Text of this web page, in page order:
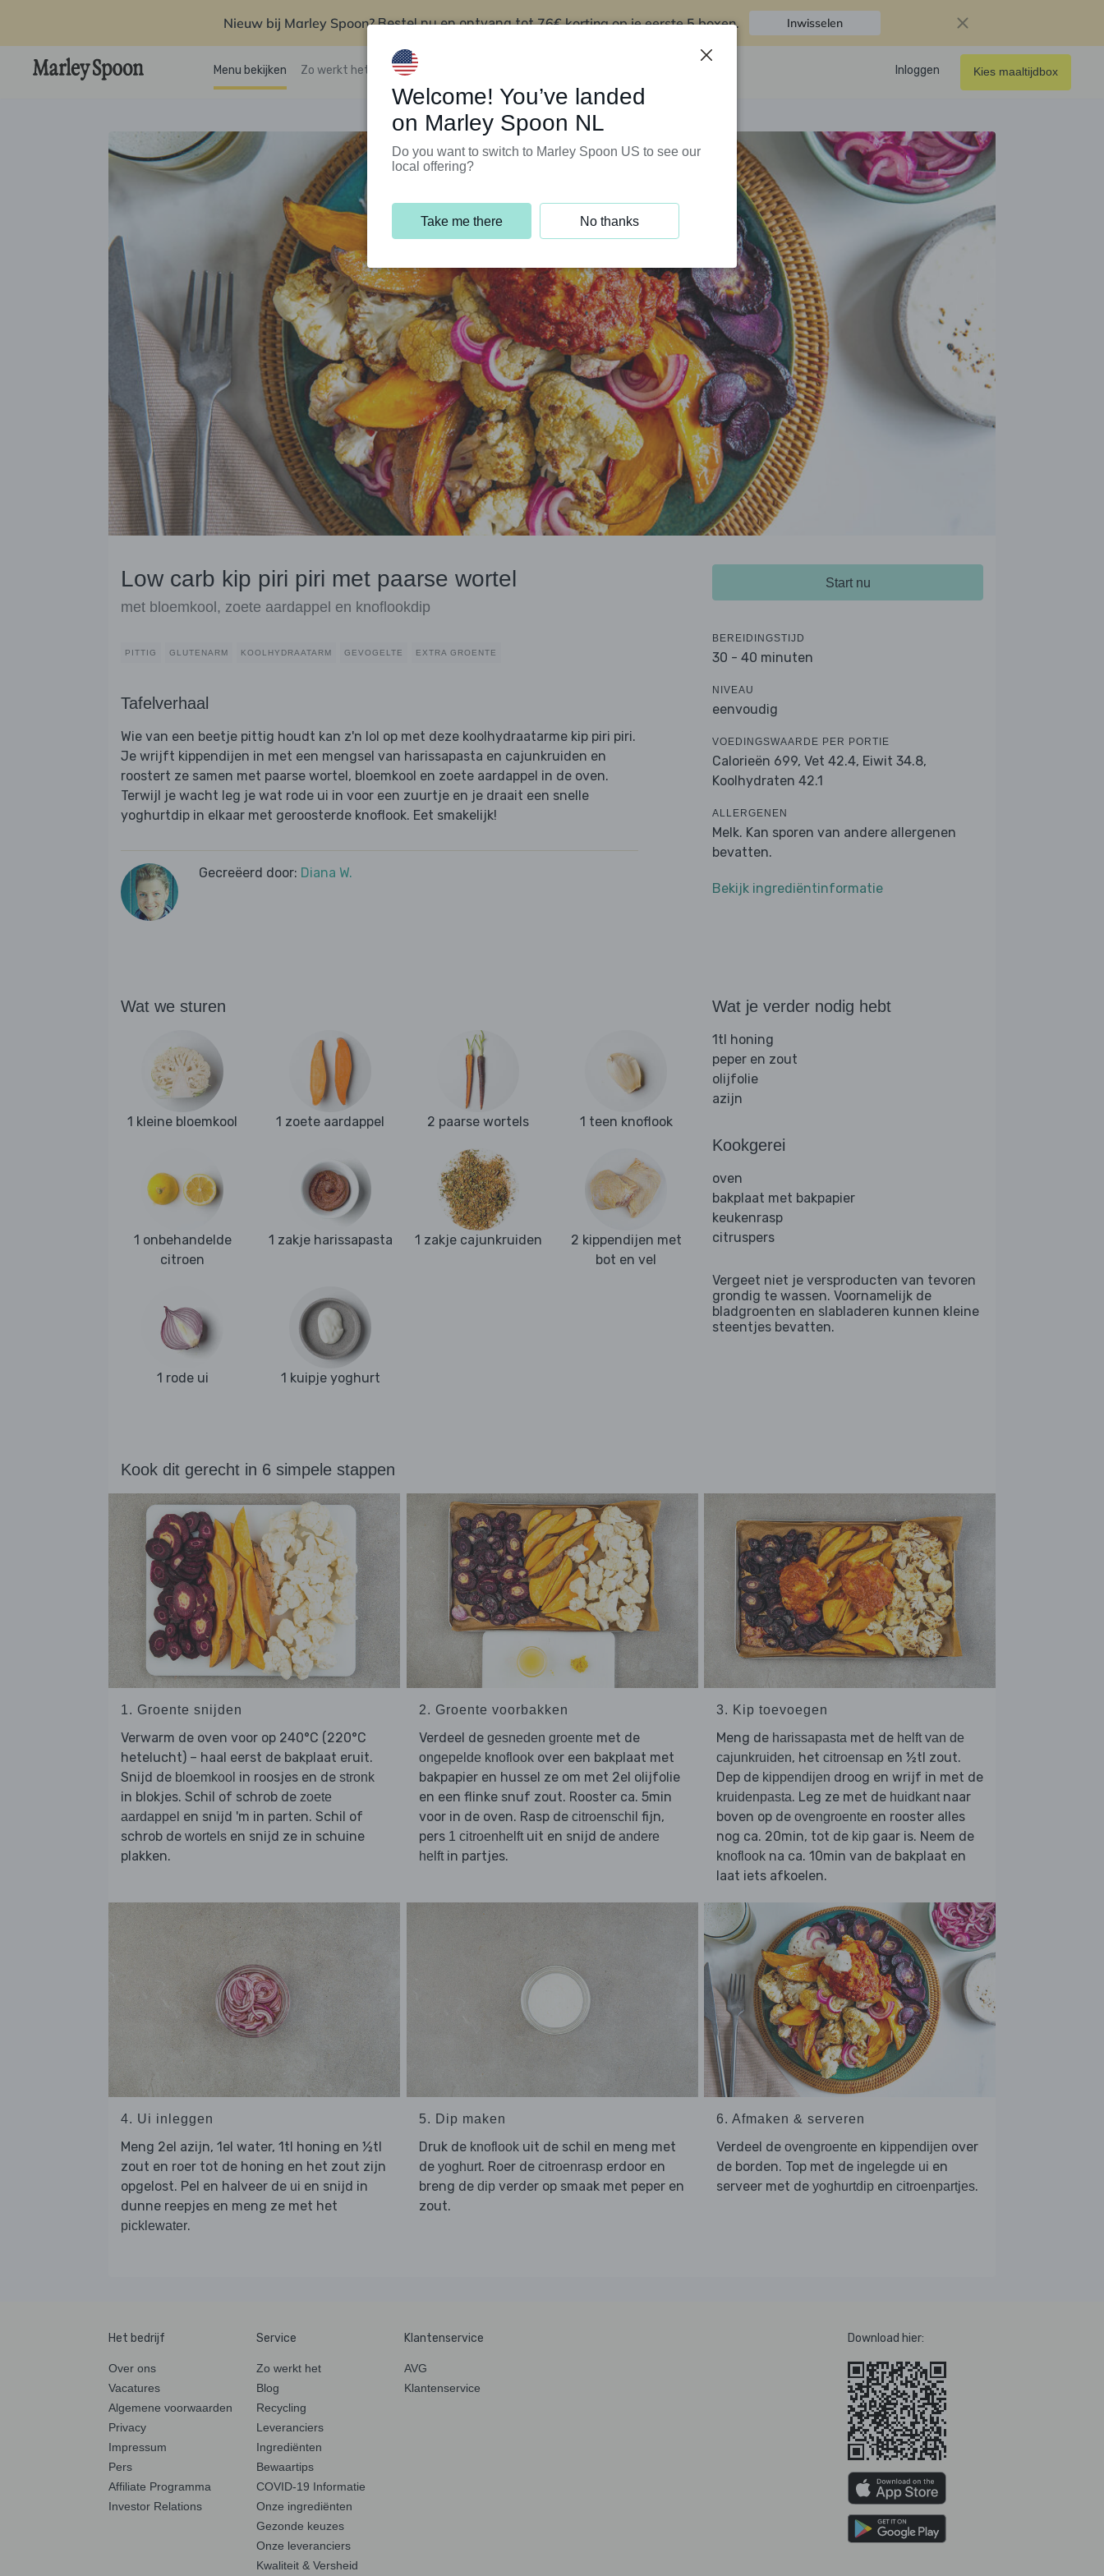
Nieuw bij Marley Spoon?Bestel nu en ontvang tot76€ korting op je eerste 5 boxen. Inwisselen
Menu bekijken Zo werkt het Klantenservice Inloggen Kies maaltijdbox
Low carb kip piri piri met paarse wortel
met bloemkool, zoete aardappel en knoflookdip
PITTIG GLUTENARM KOOLHYDRAATARM GEVOGELTE EXTRA GROENTE
Tafelverhaal
Wie van een beetje pittig houdt kan z'n lol op met deze koolhydraatarme kip piri piri.
Je wrijft kippendijen in met een mengsel van harissapasta en cajunkruiden en
roostert ze samen met paarse wortel, bloemkool en zoete aardappel in de oven.
Terwijl je wacht leg je wat rode ui in voor een zuurtje en je draait een snelle
yoghurtdip in elkaar met geroosterde knoflook. Eet smakelijk!
Gecreëerd door: Diana W.
Start nu
BEREIDINGSTIJD
30 - 40 minuten
NIVEAU
eenvoudig
VOEDINGSWAARDE PER PORTIE
Calorieën 699, Vet 42.4, Eiwit 34.8,
Koolhydraten 42.1
ALLERGENEN
Melk. Kan sporen van andere allergenen
bevatten.
Bekijk ingrediëntinformatie
Wat we sturen
1 kleine bloemkool 1 zoete aardappel 2 paarse wortels 1 teen knoflook
1 onbehandelde
citroen
1 zakje harissapasta 1 zakje cajunkruiden
2 kippendijen met
bot en vel
1 rode ui 1 kuipje yoghurt
Wat je verder nodig hebt
1tl honing
peper en zout
olijfolie
azijn
Kookgerei
oven
bakplaat met bakpapier
keukenrasp
citruspers
Vergeet niet je versproducten van tevoren
grondig te wassen. Voornamelijk de
bladgroenten en slabladeren kunnen kleine
steentjes bevatten.
Kook dit gerecht in 6 simpele stappen
1. Groente snijden
Verwarm de oven voor op 240°C (220°C
hetelucht) – haal eerst de bakplaat eruit.
Snijd de bloemkool in roosjes en de stronk
in blokjes. Schil of schrob de zoete
aardappel en snijd 'm in parten. Schil of
schrob de wortels en snijd ze in schuine
plakken.
2. Groente voorbakken
Verdeel de gesneden groente met de
ongepelde knoflookover een bakplaat met
bakpapier en hussel ze om met 2el olijfolie
en een flinke snuf zout. Rooster ca. 5min
voor in de oven. Rasp de citroenschil fijn,
pers 1 citroenhelftuit en snijd de andere
helftin partjes.
3. Kip toevoegen
Meng de harissapasta met de helft van de
cajunkruiden, het citroensap en ½tl zout.
Dep de kippendijen droog en wrijf in met de
kruidenpasta. Leg ze met de huidkantnaar
boven op de ovengroente en rooster alles
nog ca. 20min, tot de kip gaar is. Neem de
knoflook na ca. 10min van de bakplaat en
laat iets afkoelen.
4. Ui inleggen
Meng 2el azijn, 1el water, 1tl honing en ½tl
zout en roer tot de honing en het zout zijn
opgelost. Pel en halveer de ui en snijd in
dunne reepjes en meng ze met het
picklewater.
5. Dip maken
Druk de knoflookuit de schil en meng met
de yoghurt. Roer de citroenrasperdoor en
breng de dipverder op smaak met peper en
zout.
6. Afmaken & serveren
Verdeel de ovengroente en kippendijen over
de borden. Top met de ingelegde ui en
serveer met de yoghurtdip en citroenpartjes.
Het bedrijf
Over ons
Vacatures
Algemene voorwaarden
Privacy
Impressum
Pers
Affiliate Programma
Investor Relations
Service
Zo werkt het
Blog
Recycling
Leveranciers
Ingrediënten
Bewaartips
COVID-19 Informatie
Onze ingrediënten
Gezonde keuzes
Onze leveranciers
Kwaliteit & Versheid
Klantenservice
AVG
Klantenservice
Download hier:
Welcome! You’ve landed
on Marley Spoon NL
Do you want to switch to Marley Spoon US to see our
local offering?
Take me there No thanks